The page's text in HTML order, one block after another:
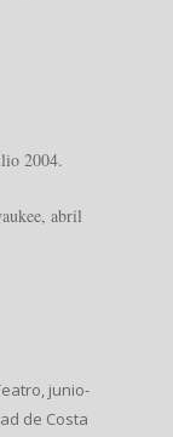
2004.
abril
junio-
de Costa